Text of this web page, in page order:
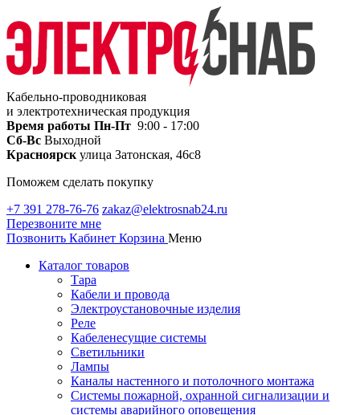
Кабельно-проводниковая
и электротехническая продукция
Время работы Пн-Пт 9:00 - 17:00
Сб-Вс Выходной
Красноярск улица Затонская, 46с8
Поможем сделать покупку
+7 391 278-76-76 zakaz@elektrosnab24.ru
Перезвоните мне
Позвонить Кабинет Корзина Меню
Каталог товаров
Тара
Кабели и провода
Электроустановочные изделия
Реле
Кабеленесущие системы
Светильники
Лампы
Каналы настенного и потолочного монтажа
Системы пожарной, охранной сигнализации и
системы аварийного оповещения